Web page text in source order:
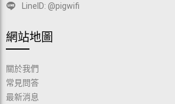
LineID: @pigwifi
網站地圖
關於我們
常見問答
最新消息